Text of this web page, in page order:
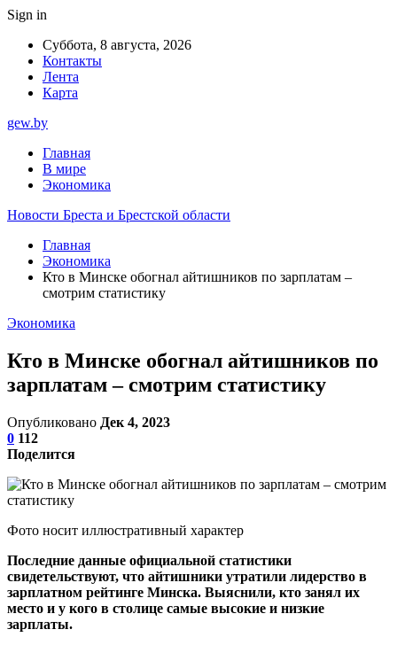
Sign in
Суббота, 8 августа, 2026
Контакты
Лента
Карта
gew.by
Главная
В мире
Экономика
Новости Бреста и Брестской области
Главная
Экономика
Кто в Минске обогнал айтишников по зарплатам –
смотрим статистику
Экономика
Кто в Минске обогнал айтишников по
зарплатам – смотрим статистику
Опубликовано Дек 4, 2023
0 112
Поделится
Фото носит иллюстративный характер
Последние данные официальной статистики
свидетельствуют, что айтишники утратили лидерство в
зарплатном рейтинге Минска. Выяснили, кто занял их
место и у кого в столице самые высокие и низкие
зарплаты.